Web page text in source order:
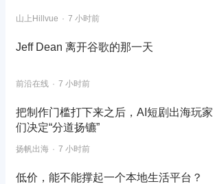
山上Hillvue 7 小时前
Jeff Dean 离开谷歌的那一天
前沿在线 7 小时前
把制作门槛打下来之后，AI短剧出海玩家
们决定“分道扬镳”
扬帆出海 7 小时前
低价，能不能撑起一个本地生活平台？